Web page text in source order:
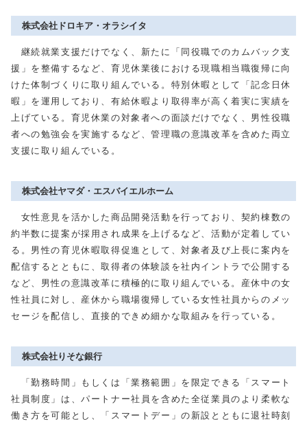
株式会社ドロキア・オラシイタ
継続就業支援だけでなく、新たに「同役職でのカムバック支
援」を整備するなど、育児休業後における現職相当職復帰に向
けた体制づくりに取り組んでいる。特別休暇として「記念日休
暇」を運用しており、有給休暇より取得率が高く着実に実績を
上げている。育児休業の対象者への面談だけでなく、男性役職
者への勉強会を実施するなど、管理職の意識改革を含めた両立
支援に取り組んでいる。
株式会社ヤマダ・エスバイエルホーム
女性意見を活かした商品開発活動を行っており、契約棟数の
約半数に提案が採用され成果を上げるなど、活動が定着してい
る。男性の育児休暇取得促進として、対象者及び上長に案内を
配信するとともに、取得者の体験談を社内イントラで公開する
など、男性の意識改革に積極的に取り組んでいる。産休中の女
性社員に対し、産休から職場復帰している女性社員からのメッ
セージを配信し、直接的できめ細かな取組みを行っている。
株式会社りそな銀行
「勤務時間」もしくは「業務範囲」を限定できる「スマート
社員制度」は、パートナー社員を含めた全従業員のより柔軟な
働き方を可能とし、「スマートデー」の新設とともに退社時刻